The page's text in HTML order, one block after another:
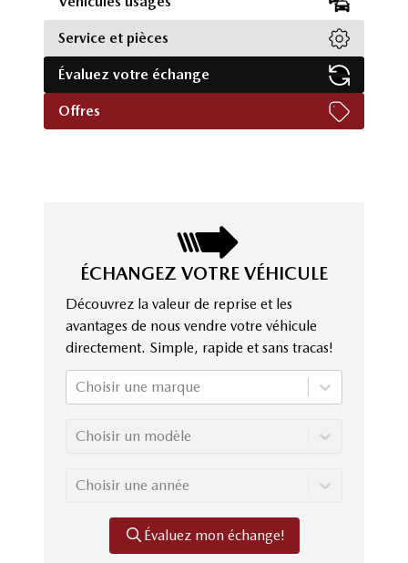
Service et pièces
Évaluez votre échange
Offres
ÉCHANGEZ VOTRE VÉHICULE
Découvrez la valeur de reprise et les
avantages de nous vendre votre véhicule
directement. Simple, rapide et sans tracas!
Choisir une marque
Choisir un modèle
Choisir une année
Évaluez mon échange!